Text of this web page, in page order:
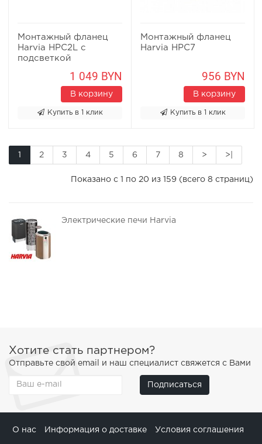
Монтажный фланец
Harvia HPC2L с
подсветкой
1 049 BYN
В корзину
Купить в 1 клик
Монтажный фланец
Harvia HPC7
956 BYN
В корзину
Купить в 1 клик
1 2 3 4 5 6 7 8 > >|
Показано с 1 по 20 из 159 (всего 8 страниц)
Электрические печи Harvia
Хотите стать партнером?
Отправьте свой email и наш специалист свяжется с Вами
Подписаться
О нас Информация о доставке Условия соглашения